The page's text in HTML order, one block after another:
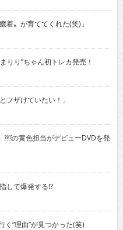
〟が育ててくれた(笑)」
り”ちゃん初トレカ発売！
ザけていたい！」
￼の黄色担当がデビューDVDを発
して爆発する!?
“理由”が見つかった(笑)